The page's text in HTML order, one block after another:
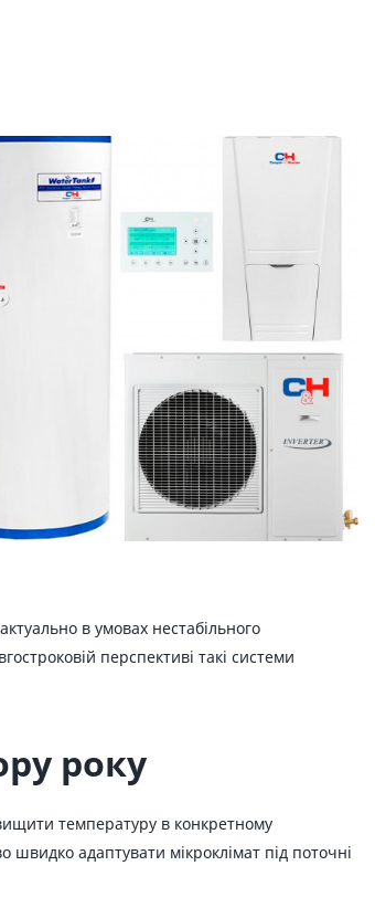
в умовах нестабільного
перспективі такі системи
року
температуру в конкретному
адаптувати мікроклімат під поточні